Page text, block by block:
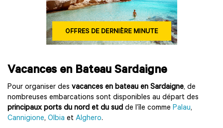
Vacances en Bateau Sardaigne
Pour organiser des vacances en bateau en Sardaigne, de
nombreuses embarcations sont disponibles au départ des
principaux ports du nord et du sud de l’île comme Palau,
Cannigione, Olbia et Alghero.